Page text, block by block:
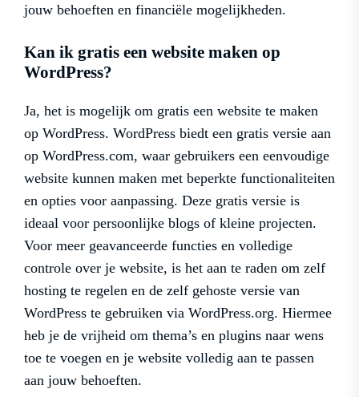
jouw behoeften en financiële mogelijkheden.
Kan ik gratis een website maken op
WordPress?
Ja, het is mogelijk om gratis een website te maken
op WordPress. WordPress biedt een gratis versie aan
op WordPress.com, waar gebruikers een eenvoudige
website kunnen maken met beperkte functionaliteiten
en opties voor aanpassing. Deze gratis versie is
ideaal voor persoonlijke blogs of kleine projecten.
Voor meer geavanceerde functies en volledige
controle over je website, is het aan te raden om zelf
hosting te regelen en de zelf gehoste versie van
WordPress te gebruiken via WordPress.org. Hiermee
heb je de vrijheid om thema’s en plugins naar wens
toe te voegen en je website volledig aan te passen
aan jouw behoeften.